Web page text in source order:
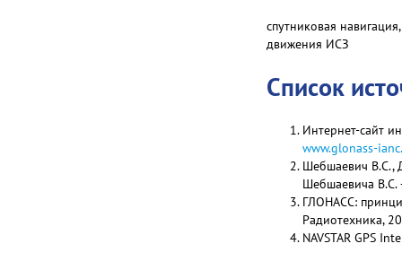
спутниковая
движения ИСЗ
Список
Интернет-сайт
www.glonass-
Шебшаевич В.С.,
Шебшаевича В.С.
ГЛОНАСС:
Радиотехника,
NAVSTAR GPS